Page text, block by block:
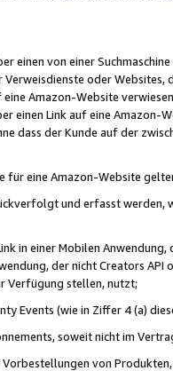
einen von einer
oder Websites,
Amazon-Website
einen Link auf eine
dass der Kunde auf der
für eine Amazon-Website
und erfasst werden,
in einer Mobilen
der nicht Creators
Verfügung stellen, nutzt;
Events (wie in Ziffer 4 (a)
soweit nicht im
von